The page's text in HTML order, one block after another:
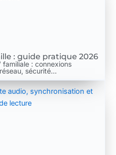
: guide pratique 2026
familiale : connexions
sécurité...